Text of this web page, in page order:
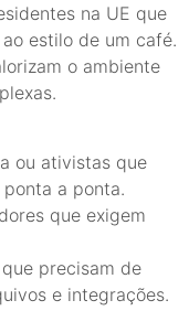
na UE que
estilo de um café.
o ambiente
ou ativistas que
a ponta.
que exigem
precisam de
e integrações.